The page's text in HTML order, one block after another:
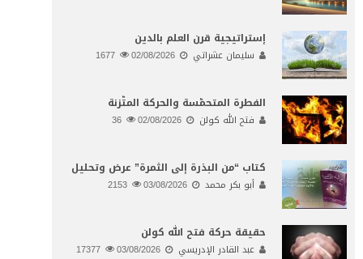
إستراتيجية قرن العلم بالدين
سليمان عشراتي 02/08/2026
الفطرة المتحمّسة والحركة المتّزنة
فتح الله كولن 02/08/2026
كتاب “من البذرة إلى الثمرة” عرض وتحليل
أبو بكر محمد 03/08/2026
حقيقة حركة فتح الله كولن
عبد القادر الإدريسي 03/08/2026